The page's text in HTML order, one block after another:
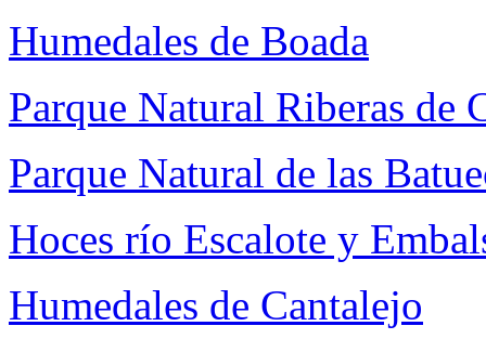
Humedales de Boada
Parque Natural Riberas de
Parque Natural de las
Hoces río Escalote y
Humedales de Cantalejo